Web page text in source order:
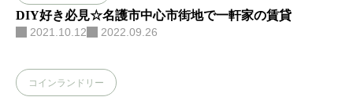
DIY好き必見☆名護市中心市街地で一軒家の賃貸
2021.10.12 2022.09.26
コインランドリー